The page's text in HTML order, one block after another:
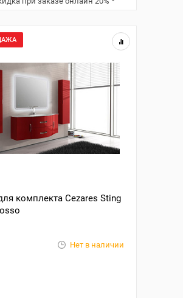
комплекта Cezares Sting
Нет в наличии